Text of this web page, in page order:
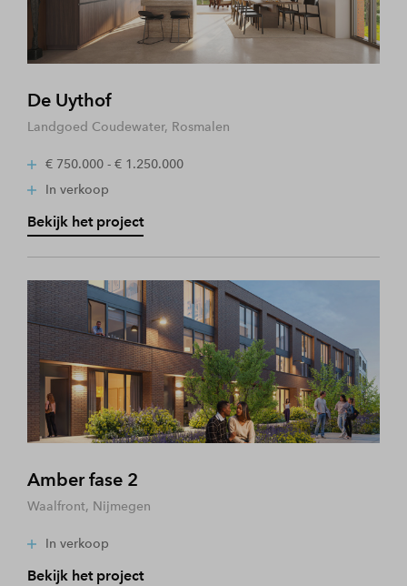
De Uythof
Landgoed Coudewater, Rosmalen
€ 750.000 - € 1.250.000
In verkoop
Bekijk het project
Amber fase 2
Waalfront, Nijmegen
In verkoop
Bekijk het project